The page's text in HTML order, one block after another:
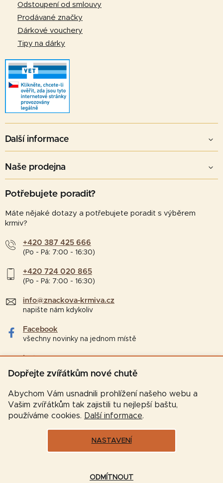
Dopřejte zvířátkům nové chutě
Abychom Vám usnadnili prohlížení našeho webu a
Vašim zvířátkům tak zajistili tu nejlepší baštu,
používáme cookies. Další informace.
NASTAVENÍ
ODMÍTNOUT
Odstoupení od smlouvy
Prodávané značky
Dárkové vouchery
Tipy na dárky
Další informace
Naše prodejna
Potřebujete poradit?
Máte nějaké dotazy a potřebujete poradit s výběrem
krmiv?
+420 387 425 666
(Po - Pá: 7:00 - 16:30)
+420 724 020 865
(Po - Pá: 7:00 - 16:30)
info@znackova-krmiva.cz
napište nám kdykoliv
Facebook
všechny novinky na jednom místě
Instagram
tipy a zajímavosti pro chovatele
Vytvořil Shoptet